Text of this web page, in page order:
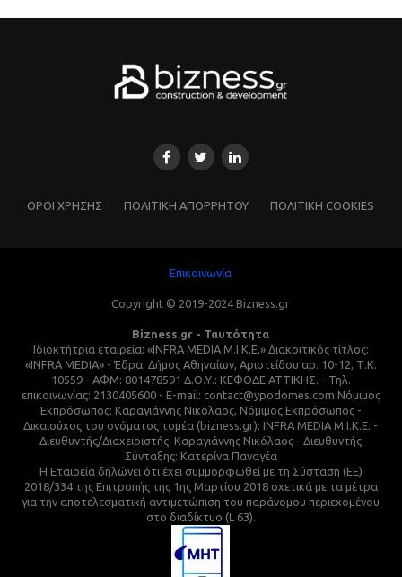
ΌΡΟΙ ΧΡΗΣΗΣ ΠΟΛΙΤΙΚΗ ΑΠΟΡΡΗΤΟΥ ΠΟΛΙΤΙΚΗ COOKIES
Επικοινωνία
Copyright © 2019-2024 Bizness.gr
Bizness.gr - Ταυτότητα
Ιδιοκτήτρια εταιρεία: «INFRA MEDIA M.I.K.E.» Διακριτικός τίτλος:
«INFRA MEDIA» - Έδρα: Δήμος Αθηναίων, Αριστείδου αρ. 10-12, Τ.Κ.
10559 - ΑΦΜ: 801478591 Δ.Ο.Υ.: ΚΕΦΟΔΕ ΑΤΤΙΚΗΣ. - Τηλ.
επικοινωνίας: 2130405600 - E-mail: contact@ypodomes.com Νόμιμος
Εκπρόσωπος: Καραγιάννης Νικόλαος, Νόμιμος Εκπρόσωπος -
Δικαιούχος του ονόματος τομέα (bizness.gr): INFRA MEDIA M.I.K.E. -
Διευθυντής/Διαχειριστής: Καραγιάννης Νικόλαος - Διευθυντής
Σύνταξης: Κατερίνα Παναγέα
Η Εταιρεία δηλώνει ότι έχει συμμορφωθεί με τη Σύσταση (ΕΕ)
2018/334 της Επιτροπής της 1ης Μαρτίου 2018 σχετικά με τα μέτρα
για την αποτελεσματική αντιμετώπιση του παράνομου περιεχομένου
στο διαδίκτυο (L 63).